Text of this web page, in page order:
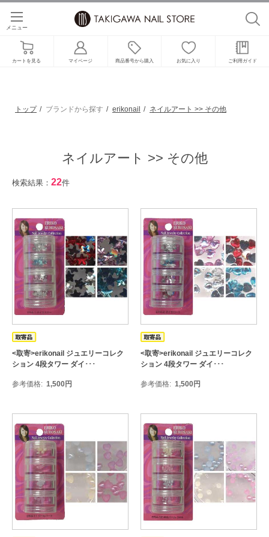
カートを見る マイページ 商品番号から購入 お気に入り ご利用ガイド
メニュー
トップ ブランドから探す erikonail ネイルアート >> その他
ネイルアート >> その他
検索結果： 22件
<取寄>erikonail ジュエリーコレク
ション 4段タワー ダイ･･･
参考価格 1,500円
<取寄>erikonail ジュエリーコレク
ション 4段タワー ダイ･･･
参考価格 1,500円